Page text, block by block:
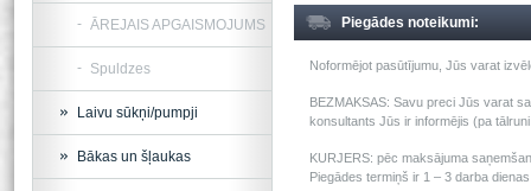
Piegādes noteikumi:
Noformējot pasūtījumu, Jūs varat
BEZMAKSAS: Savu preci Jūs varat
konsultants Jūs ir informējis (pa
KURJERS: pēc maksājuma
Piegādes termiņš ir 1 – 3 darba
ĀREJAIS APGAISMOJUMS
Spuldzes
Laivu sūkņi/pumpji
Bākas un šļaukas